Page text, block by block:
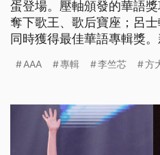
蛋登場。壓軸頒發的華語
奪下歌王、歌后寶座；呂
同時獲得最佳華語專輯獎
今晚最大贏家。
AAA 專輯 李竺芯 方